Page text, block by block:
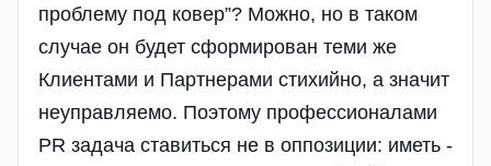
проблему под ковер”? Можно, но в таком
случае он будет сформирован теми же
Клиентами и Партнерами стихийно, а значит
неуправляемо. Поэтому профессионалами
PR задача ставиться не в оппозиции: иметь -